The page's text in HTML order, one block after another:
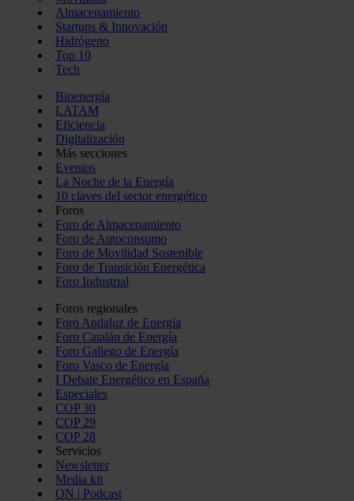
Almacenamiento
Startups & Innovación
Hidrógeno
Top 10
Tech
Bioenergía
LATAM
Eficiencia
Digitalización
Más secciones
Eventos
La Noche de la Energía
10 claves del sector energético
Foros
Foro de Almacenamiento
Foro de Autoconsumo
Foro de Movilidad Sostenible
Foro de Transición Energética
Foro Industrial
Foros regionales
Foro Andaluz de Energía
Foro Catalán de Energía
Foro Gallego de Energía
Foro Vasco de Energía
I Debate Energético en España
Especiales
COP 30
COP 29
COP 28
Servicios
Newsletter
Media kit
ON | Podcast